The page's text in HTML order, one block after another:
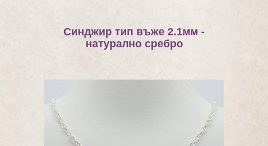
Синджир тип въже 2.1мм -
натурално сребро